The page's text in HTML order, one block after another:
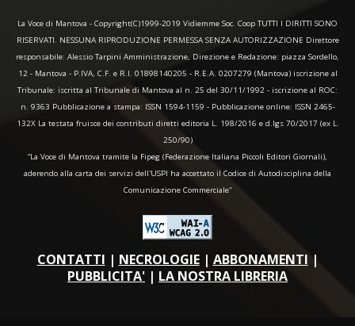
La Voce di Mantova - Copyright(C)1999-2019 Vidiemme Soc. Coop TUTTI I DIRITTI SONO
RISERVATI. NESSUNA RIPRODUZIONE PERMESSA SENZA AUTORIZZAZIONE Direttore
responsabile: Alessio Tarpini Amministrazione, Direzione e Redazione: piazza Sordello,
12 - Mantova - P.IVA, C.F. e R.I. 01898140205 - R.E.A. 0207279 (Mantova) iscrizione al
Tribunale: iscritta al Tribunale di Mantova al n. 25 del 30/11/1992 - iscrizione al ROC:
n. 9363 Pubblicazione a stampa: ISSN 1594-1159 - Pubblicazione online: ISSN 2465-
132X La testata fruisce dei contributi diretti editoria L. 198/2016 e d.lgs 70/2017 (ex L.
250/90)
“La Voce di Mantova tramite la Fipeg (Federazione Italiana Piccoli Editori Giornali),
aderendo alla carta dei servizi dell'USPI ha accettato il Codice di Autodisciplina della
Comunicazione Commerciale"
CONTATTI | NECROLOGIE| ABBONAMENTI |
PUBBLICITA' | LA NOSTRA LIBRERIA